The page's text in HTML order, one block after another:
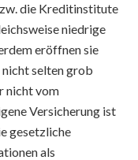
die Kreditinstitute
niedrige
eröffnen sie
selten grob
nicht vom
Versicherung ist
gesetzliche
als